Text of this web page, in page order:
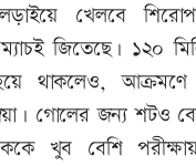
খেলবে
জিতেছে। ১২০
থাকলেও, আক্রমণে
গোলের জন্য শটও
খুব বেশি